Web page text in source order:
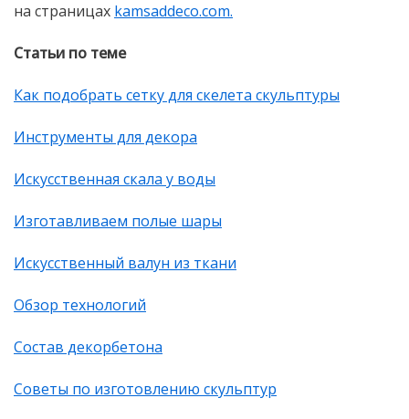
на страницах kamsaddeco.com.
Статьи по теме
Как подобрать сетку для скелета скульптуры
Инструменты для декора
Искусственная скала у воды
Изготавливаем полые шары
Искусственный валун из ткани
Обзор технологий
Состав декорбетона
Советы по изготовлению скульптур